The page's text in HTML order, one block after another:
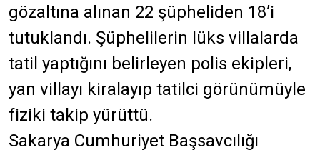
gözaltına alınan 22 şüpheliden 18’i
tutuklandı. Şüphelilerin lüks villalarda
tatil yaptığını belirleyen polis ekipleri,
yan villayı kiralayıp tatilci görünümüyle
fiziki takip yürüttü.
Sakarya Cumhuriyet Başsavcılığı